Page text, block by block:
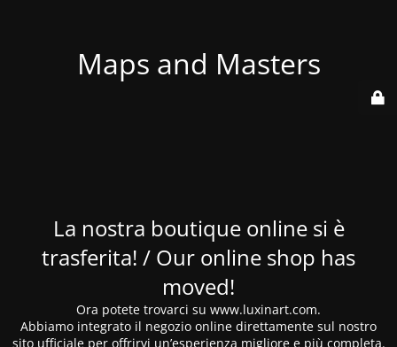
Maps and Masters
La nostra boutique online si è
trasferita! / Our online shop has
moved!
Ora potete trovarci su www.luxinart.com.
Abbiamo integrato il negozio online direttamente sul nostro
sito ufficiale per offrirvi un’esperienza migliore e più completa.